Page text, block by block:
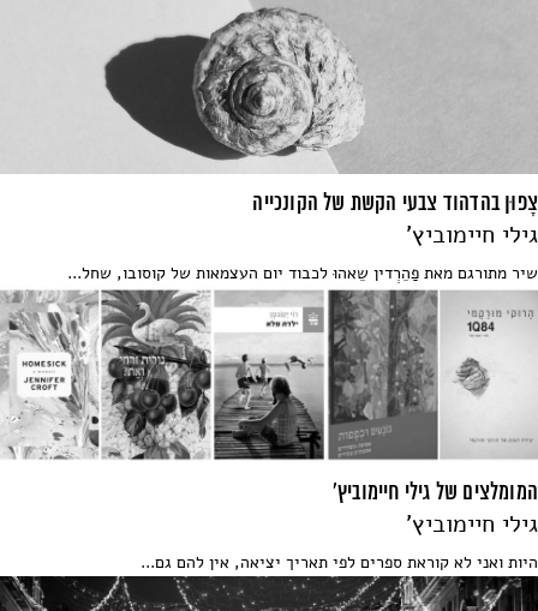
צָפוּן בהדהוד צבעי הקשת של הקונכייה
גילי חיימוביץ'
שיר מתורגם מאת פַהֵרְדין שֵאהוּ לכבוד יום העצמאות של קוסובו, שחל...
המומלצים של גילי חיימוביץ'
גילי חיימוביץ'
היות ואני לא קוראת ספרים לפי תאריך יציאה, אין להם גם...